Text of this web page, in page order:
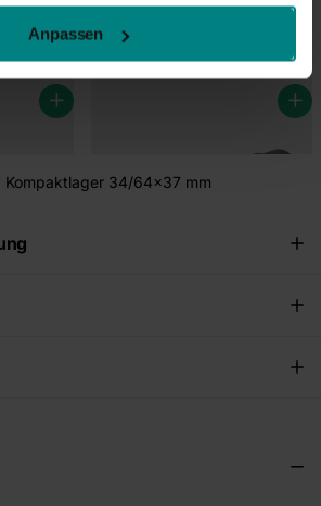
Anpassen
Set XL
Griff
Bremsenreiniger Motip (500
ml)
Kompaktlager 34/64x37 mm